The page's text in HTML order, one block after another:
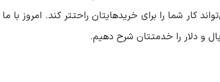
کار شما را برای خریدهایتان راحتتر کند. امروز با ما
و دلار را خدمتتان شرح دهیم.